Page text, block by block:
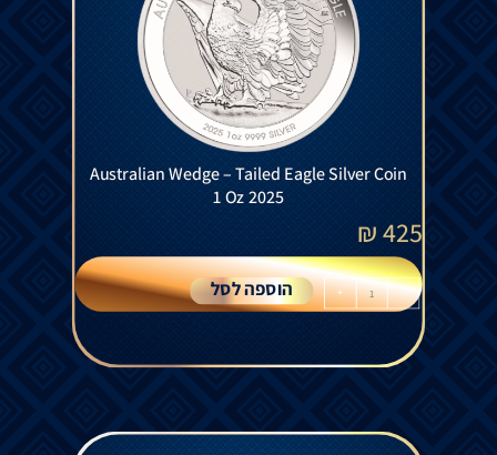
Australian Wedge – Tailed Eagle Silver Coin
1 Oz 2025
425
₪
-
+ הוספה לסל